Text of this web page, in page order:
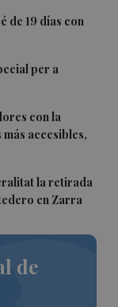
de 19 días con
per a
con la
accesibles,
la retirada
en Zarra
de